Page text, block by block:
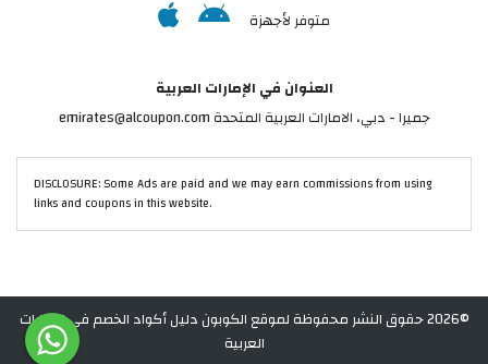
متوفر لأجهزة
العنوان في الإمارات العربية
جميرا - دبي، الامارات العربية المتحدة emirates@alcoupon.com
DISCLOSURE: Some Ads are paid and we may earn commissions from using
links and coupons in this website.
©2026 حقوق النشر محفوظة لموقع الكوبون دليل أكواد الخصم في الإمارات
العربية